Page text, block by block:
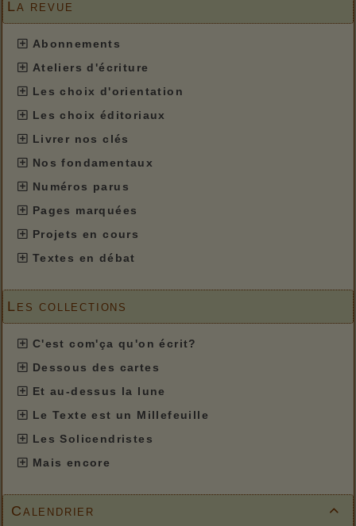
La revue
Abonnements
Ateliers d'écriture
Les choix d'orientation
Les choix éditoriaux
Livrer nos clés
Nos fondamentaux
Numéros parus
Pages marquées
Projets en cours
Textes en débat
Les collections
C'est com'ça qu'on écrit?
Dessous des cartes
Et au-dessus la lune
Le Texte est un Millefeuille
Les Solicendristes
Mais encore

Calendrier